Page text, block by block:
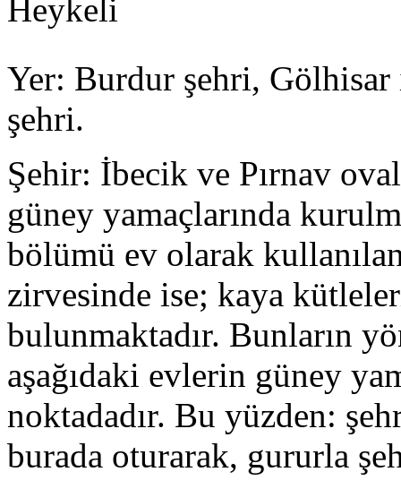
Yer: Burdur şehri, Gölhisar
şehri.
Şehir: İbecik ve Pırnav
güney yamaçlarında
bölümü ev olarak
zirvesinde ise; kaya
bulunmaktadır. Bunların
aşağıdaki evlerin güney
noktadadır. Bu yüzden:
burada oturarak, gururla